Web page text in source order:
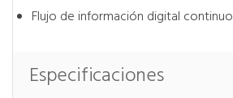
Flujo de información digital continuo
Especificaciones